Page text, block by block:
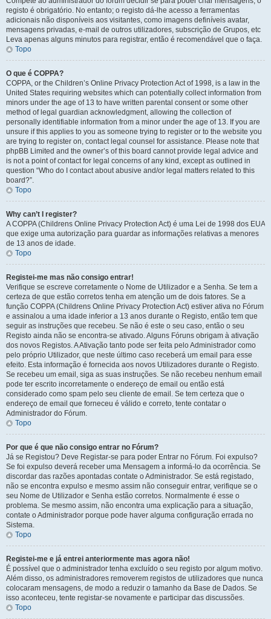
registo é obrigatório. No entanto; o registo dá-lhe acesso a ferramentas
adicionais não disponíveis aos visitantes, como imagens definíveis avatar,
mensagens privadas, e-mail de outros utilizadores, subscrição de Grupos, etc
Leva apenas alguns minutos para registrar, então é recomendável que o faça.
Topo
O que é COPPA?
COPPA, or the Children’s Online Privacy Protection Act of 1998, is a law in the
United States requiring websites which can potentially collect information from
minors under the age of 13 to have written parental consent or some other
method of legal guardian acknowledgment, allowing the collection of
personally identifiable information from a minor under the age of 13. If you are
unsure if this applies to you as someone trying to register or to the website you
are trying to register on, contact legal counsel for assistance. Please note that
phpBB Limited and the owner’s of this board cannot provide legal advice and
is not a point of contact for legal concerns of any kind, except as outlined in
question “Who do I contact about abusive and/or legal matters related to this
board?”.
Topo
Why can’t I register?
A COPPA (Childrens Online Privacy Protection Act) é uma Lei de 1998 dos EUA
que exige uma autorização para guardar as informações relativas a menores
de 13 anos de idade.
Topo
Registei-me mas não consigo entrar!
Verifique se escreve corretamente o Nome de Utilizador e a Senha. Se tem a
certeza de que estão corretos tenha em atenção um de dois fatores. Se a
função COPPA (Childrens Online Privacy Protection Act) estiver ativa no Fórum
e assinalou a uma idade inferior a 13 anos durante o Registo, então tem que
seguir as instruções que recebeu. Se não é este o seu caso, então o seu
Registo ainda não se encontra-se ativado. Alguns Fóruns obrigam à ativação
dos novos Registos. A Ativação tanto pode ser feita pelo Administrador como
pelo próprio Utilizador, que neste último caso receberá um email para esse
efeito. Esta informação é fornecida aos novos Utilizadores durante o Registo.
Se recebeu um email, siga as suas instruções. Se não recebeu nenhum email
pode ter escrito incorretamente o endereço de email ou então está
considerado como spam pelo seu cliente de email. Se tem certeza que o
endereço de email que forneceu é válido e correto, tente contatar o
Administrador do Fórum.
Topo
Por que é que não consigo entrar no Fórum?
Já se Registou? Deve Registar-se para poder Entrar no Fórum. Foi expulso?
Se foi expulso deverá receber uma Mensagem a informá-lo da ocorrência. Se
discordar das razões apontadas contate o Administrador. Se está registado,
não se encontra expulso e mesmo assim não conseguir entrar, verifique se o
seu Nome de Utilizador e Senha estão corretos. Normalmente é esse o
problema. Se mesmo assim, não encontra uma explicação para a situação,
contate o Administrador porque pode haver alguma configuração errada no
Sistema.
Topo
Registei-me e já entrei anteriormente mas agora não!
É possível que o administrador tenha excluído o seu registo por algum motivo.
Além disso, os administradores removerem registos de utilizadores que nunca
colocaram mensagens, de modo a reduzir o tamanho da Base de Dados. Se
isso aconteceu, tente registar-se novamente e participar das discussões.
Topo